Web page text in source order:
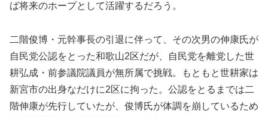
ば将来のホープとして活躍するだろう。
二階俊博・元幹事長の引退に伴って、その次男の伸康氏が
自民党公認をとった和歌山2区だが、自民党を離党した世
耕弘成・前参議院議員が無所属で挑戦。もともと世耕家は
新宮市の出身なだけに2区に拘った。公認をとるまでは二
階伸康が先行していたが、俊博氏が体調を崩しているため